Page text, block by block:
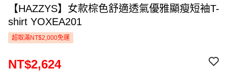
【HAZZYS】女款棕色舒適透氣優雅顯瘦短袖T-
shirt YOXEA201
超取滿NT$2,000免運
NT$2,624